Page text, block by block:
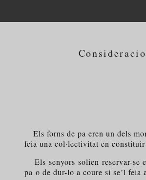
Els forns de pa eren un dels
feia una col·lectivitat en
Els senyors solien reservar-se
pa o de dur-lo a coure si se’l feia